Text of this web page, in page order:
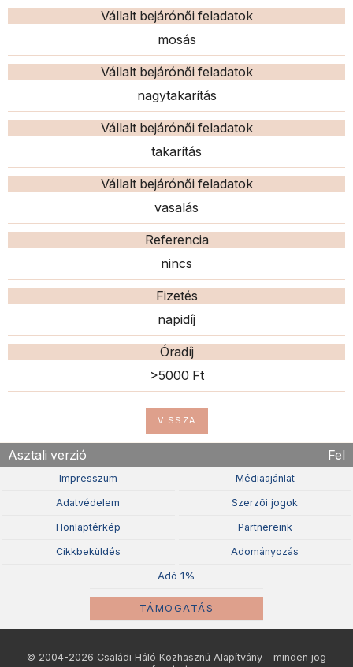
Vállalt bejárónői feladatok
mosás
Vállalt bejárónői feladatok
nagytakarítás
Vállalt bejárónői feladatok
takarítás
Vállalt bejárónői feladatok
vasalás
Referencia
nincs
Fizetés
napidíj
Óradíj
>5000 Ft
VISSZA
Asztali verzió Fel
Impresszum Médiaajánlat
Adatvédelem Szerzõi jogok
Honlaptérkép Partnereink
Cikkbeküldés Adományozás
Adó 1%
TÁMOGATÁS
© 2004-2026 Családi Háló Közhasznú Alapítvány - minden jog